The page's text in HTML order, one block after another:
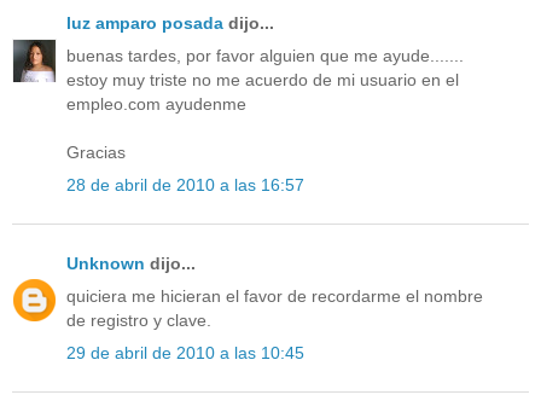
luz amparo posada dijo...
buenas tardes, por favor alguien que me ayude.......
estoy muy triste no me acuerdo de mi usuario en el
empleo.com ayudenme
Gracias
28 de abril de 2010 a las 16:57
Unknown dijo...
quiciera me hicieran el favor de recordarme el nombre
de registro y clave.
29 de abril de 2010 a las 10:45